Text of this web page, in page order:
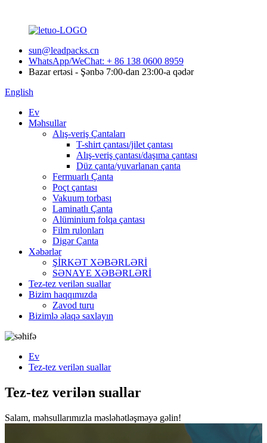
sun@leadpacks.cn
WhatsApp/WeChat: + 86 138 0600 8959
Bazar ertəsi - Şənbə 7:00-dan 23:00-a qədər
English
Ev
Məhsullar
Alış-veriş Çantaları
T-shirt çantası/jilet çantası
Alış-veriş çantası/daşıma çantası
Düz çanta/yuvarlanan çanta
Fermuarlı Çanta
Poçt çantası
Vakuum torbası
Laminatlı Çanta
Alüminium folqa çantası
Film rulonları
Digər Çanta
Xəbərlər
ŞİRKƏT XƏBƏRLƏRİ
SƏNAYE XƏBƏRLƏRİ
Tez-tez verilən suallar
Bizim haqqımızda
Zavod turu
Bizimlə əlaqə saxlayın
Ev
Tez-tez verilən suallar
Tez-tez verilən suallar
Salam, məhsullarımızla məsləhətləşməyə gəlin!